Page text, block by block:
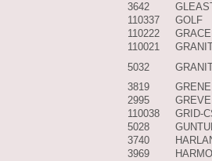
3642
110337
GOLF
110222
GRACE
110021
5032
3819
2995
110038
GRID-
5028
3740
3969